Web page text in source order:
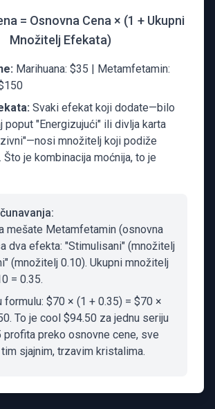
= Osnovna Cena × (1 + Ukupni
Množitelj Efekata)
Marihuana: $35 | Metamfetamin:
Svaki efekat koji dodate—bilo
poput "Energizujući" ili divlja karta
množitelj koji podiže
Što je kombinacija moćnija, to je
mešate Metamfetamin (osnovna
dva efekta: "Stimulisani" (množitelj
(množitelj 0.10). Ukupni množitelj
= 0.35.
formulu: $70 × (1 + 0.35) = $70 ×
To je cool $94.50 za jednu seriju
preko osnovne cene, sve
sjajnim, trzavim kristalima.